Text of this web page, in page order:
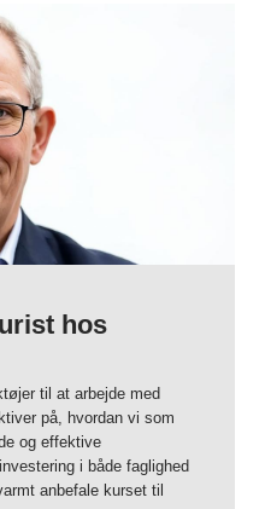
hos
til at arbejde med
på, hvordan vi som
og effektive
i både faglighed
anbefale kurset til